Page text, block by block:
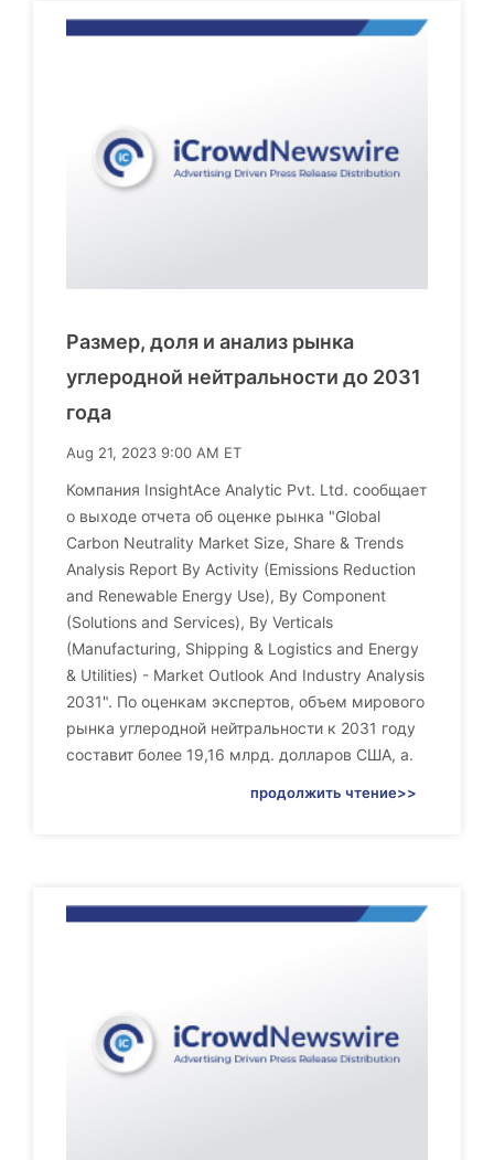
Размер, доля и анализ рынка
углеродной нейтральности до 2031
года
Aug 21, 2023 9:00 AM ET
Компания InsightAce Analytic Pvt. Ltd. сообщает
о выходе отчета об оценке рынка "Global
Carbon Neutrality Market Size, Share & Trends
Analysis Report By Activity (Emissions Reduction
and Renewable Energy Use), By Component
(Solutions and Services), By Verticals
(Manufacturing, Shipping & Logistics and Energy
& Utilities) - Market Outlook And Industry Analysis
2031". По оценкам экспертов, объем мирового
рынка углеродной нейтральности к 2031 году
составит более 19,16 млрд. долларов США, а.
продолжить чтение>>